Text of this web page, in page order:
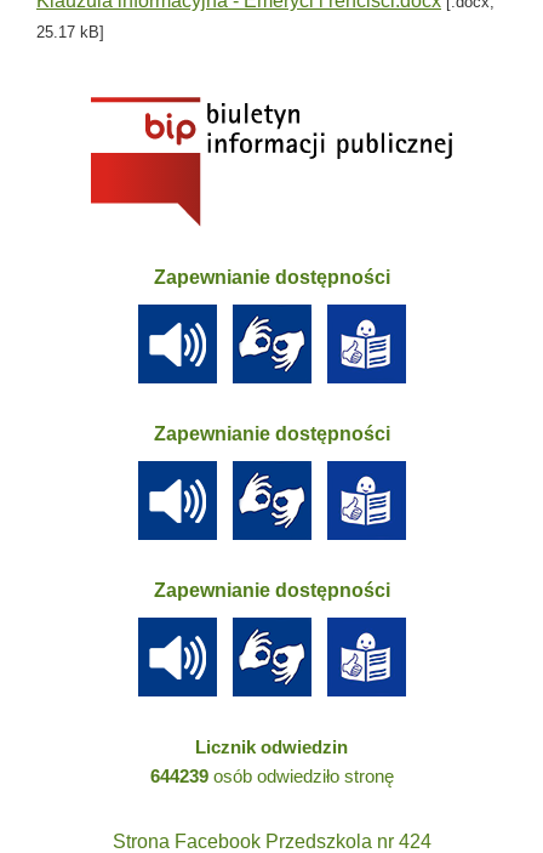
25.17 kB]
Zapewnianie dostępności
Zapewnianie dostępności
Zapewnianie dostępności
Licznik odwiedzin
644239osób odwiedziło stronę
Strona Facebook Przedszkola nr 424